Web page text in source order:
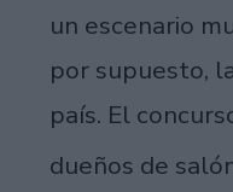
un escenario
por supuesto,
país. El
dueños de